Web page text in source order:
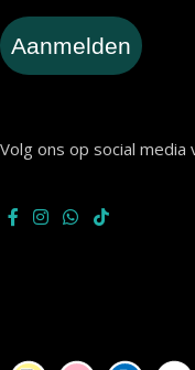
Aanmelden
Volg ons op social